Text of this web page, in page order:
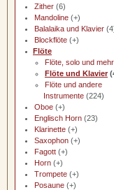
Zither (6)
Mandoline (+)
Balalaika und Klavier
Blockflöte (+)
Flöte
Flöte, solo und
Flöte und Klavier
Flöte und andere
Instrumente (224)
Oboe (+)
Englisch Horn (23)
Klarinette (+)
Saxophon (+)
Fagott (+)
Horn (+)
Trompete (+)
Posaune (+)